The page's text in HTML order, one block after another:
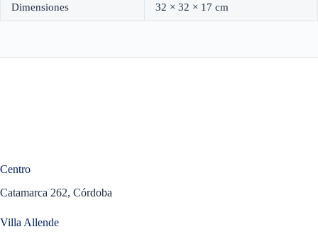
Dimensiones 32 × 32 × 17 cm
Centro
Catamarca 262, Córdoba
Villa Allende